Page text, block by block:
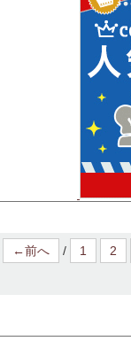
←前へ / 1
2